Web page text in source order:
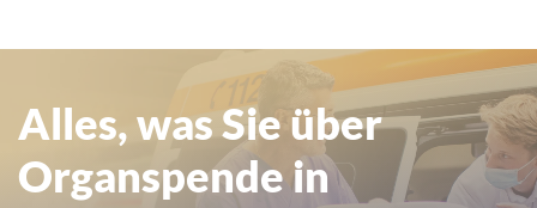
Alles, was Sie über Organspende in
Deutschland wissen müssen
Alles, was Sie über
Organspende in